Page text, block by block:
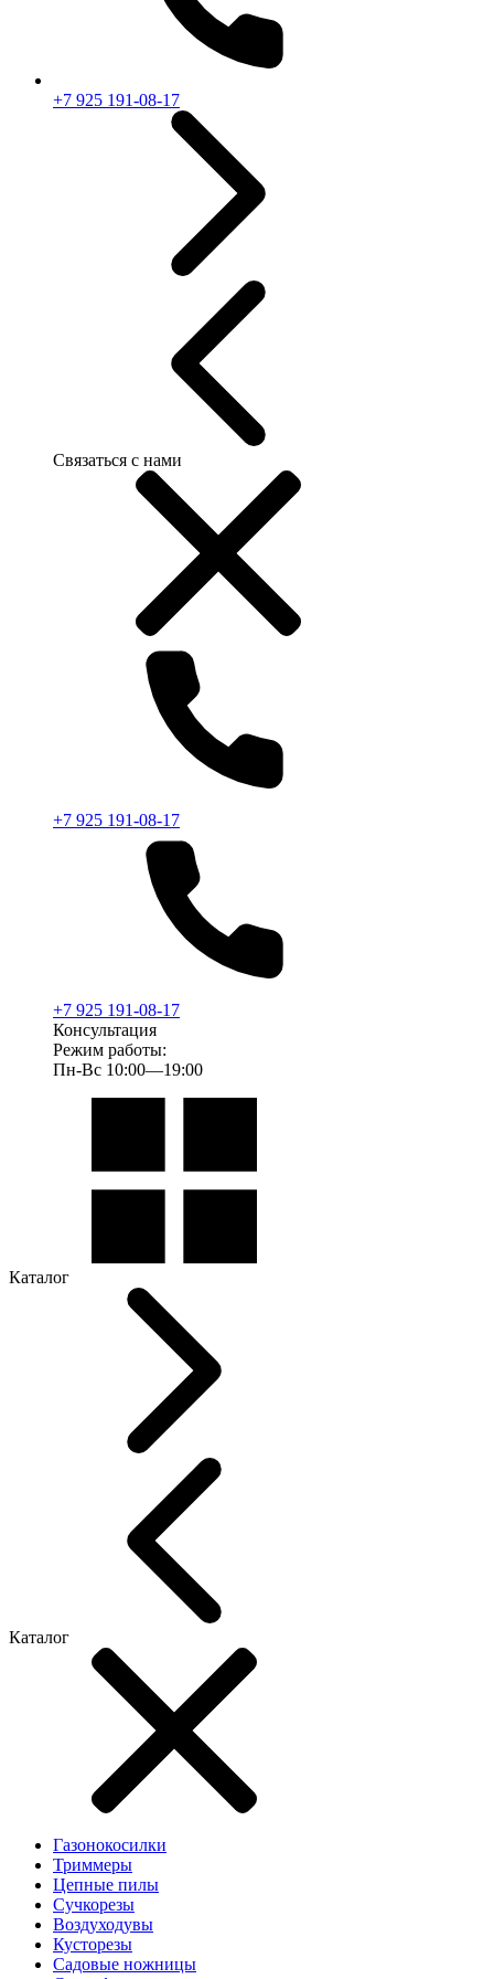
+7 925 191-08-17
Связаться с нами
+7 925 191-08-17
+7 925 191-08-17
Консультация
Режим работы:
Пн-Вс 10:00—19:00
Каталог
Каталог
Газонокосилки
Триммеры
Цепные пилы
Cучкорезы
Воздуходувы
Кусторезы
Садовые ножницы